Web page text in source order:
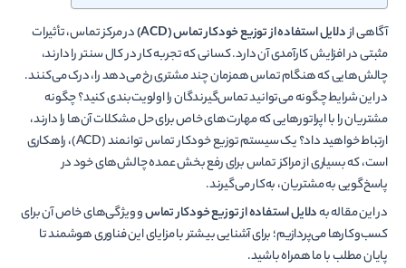
آگاهی ازدلایل استفاده از توزیع خودکار تماس(ACD)
در مرکز تماس، تأثیرات
مثبتی در افزایش کارآمدی آن دارد. کسانی که تجربه کار در کال­ سنتر را دارند،
چالش‌­هایی که هنگام تماس همزمان چند مشتری رخ می‌­دهد را، درک می­‌کنند.
در این شرایط چگونه می­‎‌توانید تماس‌­گیرندگان را اولویت­‌بندی کنید؟ چگونه
مشتریان را با اپراتورهایی که مهارت­‌های خاص برای حل مشکلات آن­‌ها را دارند،
ارتباط خواهید داد؟ یک سیستم توزیع خودکار تماس توانمند (ACD)، راهکاری
است، که بسیاری از مراکز تماس برای رفع بخش عمده چالش‌های خود در
پاسخ‌گویی به مشتریان، به‌کار می­‌گیرند.
در این مقاله بهدلایل استفاده از توزیع خودکار تماسو ویژگی­‌های خاص آن برای
کسب‌وکارها می‌­پردازیم؛ برای آشنایی بیشتر با مزایای این فناوری هوشمند تا
پایان مطلب با ما همراه باشید.